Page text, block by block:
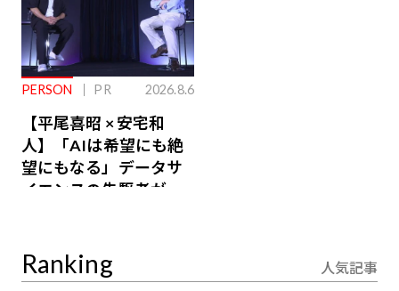
PERSON PR 2026.8.6
【平尾喜昭 × 安宅和
人】「AIは希望にも絶
望にもなる」データサ
イエンスの先駆者が語
Ranking 人気記事